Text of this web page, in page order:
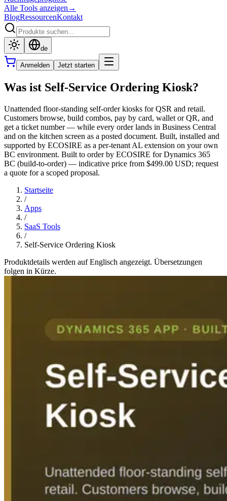
Alle Tools anzeigen →
BlogRessourcenKontakt
de
Anmelden Jetzt starten
Was ist Self-Service Ordering Kiosk?
Unattended floor-standing self-order kiosks for QSR and retail.
Customers browse, build combos, pay by card, wallet or QR, and
get a ticket number — while every order lands in Business Central
and on the kitchen screen as a posted document. Built, installed and
supported by ECOSIRE as a per-tenant AL extension on your own
BC environment. Built to order by ECOSIRE for Dynamics 365
BC (build-to-order) — indicative price from $499.00 USD; request
a quote for a scoped proposal.
Startseite
/
Apps
/
SaaS Tools
/
Self-Service Ordering Kiosk
Produktdetails werden auf Englisch angezeigt. Übersetzungen
folgen in Kürze.